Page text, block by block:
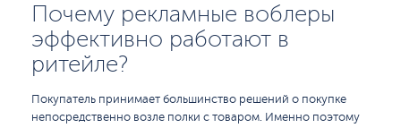
Почему рекламные воблеры
эффективно работают в
ритейле?
Покупатель принимает большинство решений о покупке
непосредственно возле полки с товаром. Именно поэтому